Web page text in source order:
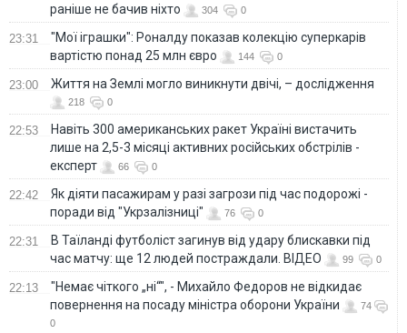
раніше не бачив ніхто
304 0
23:31
"Мої іграшки": Роналду показав колекцію суперкарів
вартістю понад 25 млн євро
144 0
23:00 Життя на Землі могло виникнути двічі, – дослідження
218 0
22:53
Навіть 300 американських ракет Україні вистачить
лише на 2,5-3 місяці активних російських обстрілів -
експерт
66 0
22:42
Як діяти пасажирам у разі загрози під час подорожі -
поради від "Укрзалізниці"
76 0
22:31
В Таїланді футболіст загинув від удару блискавки під
час матчу: ще 12 людей постраждали. ВІДЕО
99 0
22:13
"Немає чіткого „ні“", - Михайло Федоров не відкидає
повернення на посаду міністра оборони України
74
0